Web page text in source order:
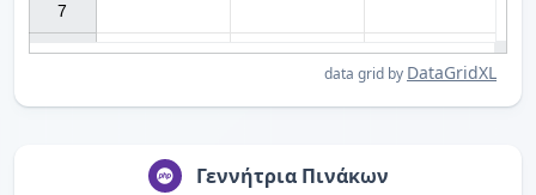
data grid by DataGridXL
7
Γεννήτρια Πινάκων